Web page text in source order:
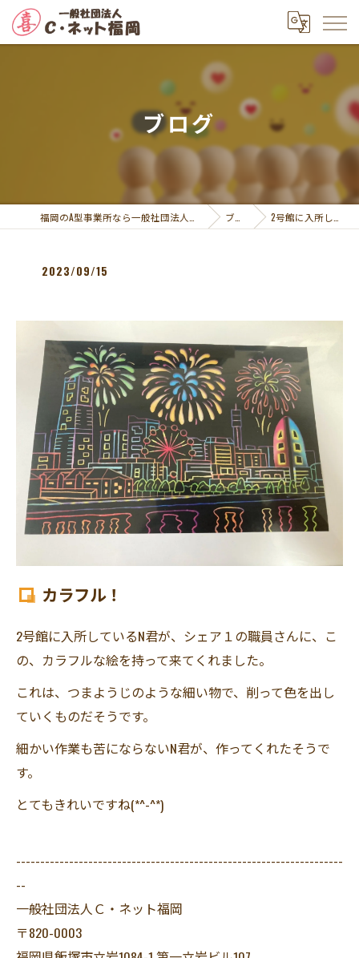
ブログ
ブログ 2号館に入所している…
2023/09/15
カラフル！
2号館に入所しているN君が、シェア１の職員さんに、こ
の、カラフルな絵を持って来てくれました。
これは、つまようじのような細い物で、削って色を出し
ていくものだそうです。
細かい作業も苦にならないN君が、作ってくれたそうで
す。
とてもきれいですね(*^-^*)
--------------------------------------------------------------------
--
一般社団法人Ｃ・ネット福岡
〒820-0003